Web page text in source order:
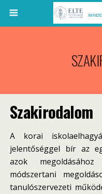
Szakirodalom
A korai
jelentőséggel bír az
azok
módszertani
tanulószervezeti